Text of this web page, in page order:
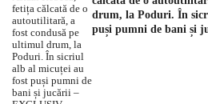
drum, la Poduri. În
puși pumni de bani și